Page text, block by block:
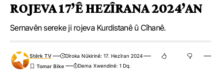
ROJEVA 17’Ê HEZÎRANA 2024’AN
Sernavên sereke ji rojeva Kurdistanê û Cîhanê.
Stêrk TV
Dîroka Nûkirinê: 17. Hezîran 2024
Dema Xwendinê: 1 Dq.